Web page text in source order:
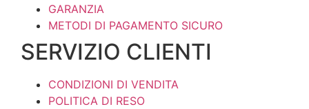
GARANZIA
METODI DI PAGAMENTO SICURO
SERVIZIO CLIENTI
CONDIZIONI DI VENDITA
POLITICA DI RESO